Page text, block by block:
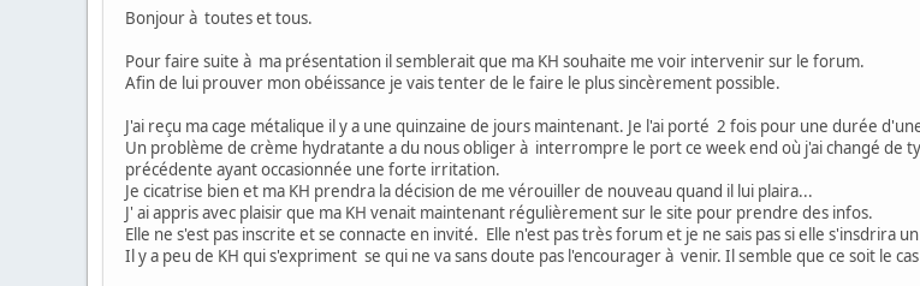
Bonjour à toutes et tous.
Pour faire suite à ma présentation il semblerait que ma KH souhaite me voir intervenir sur le forum.
Afin de lui prouver mon obéissance je vais tenter de le faire le plus sincèrement possible.
J'ai reçu ma cage métalique il y a une quinzaine de jours maintenant. Je l'ai porté 2 fois pour une durée
Un problème de crème hydratante a du nous obliger à interrompre le port ce week end où j'ai changé de
précédente ayant occasionnée une forte irritation.
Je cicatrise bien et ma KH prendra la décision de me vérouiller de nouveau quand il lui plaira...
J' ai appris avec plaisir que ma KH venait maintenant régulièrement sur le site pour prendre des infos.
Elle ne s'est pas inscrite et se connacte en invité. Elle n'est pas très forum et je ne sais pas si elle s'insdrira
Il y a peu de KH qui s'expriment se qui ne va sans doute pas l'encourager à venir. Il semble que ce soit le